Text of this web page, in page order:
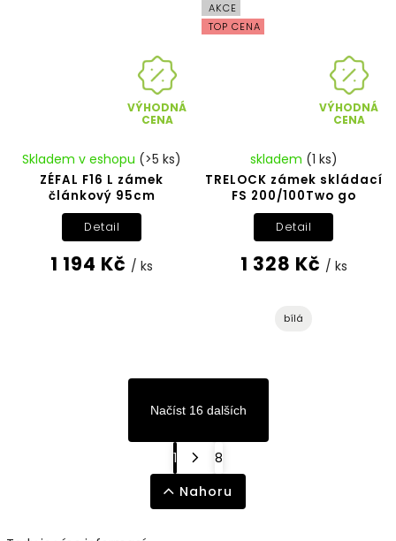
VÝHODNÁ
CENA
ZÉFAL F16 L zámek
článkový 95cm
Skladem v eshopu (>5 ks)
1 194 Kč / ks
Detail
AKCE
TOP CENA
VÝHODNÁ
CENA
TRELOCK zámek skládací
FS 200/100Two go
skladem (1 ks)
1 328 Kč / ks
Detail
bílá
Načíst 16 dalších
1
8
Nahoru